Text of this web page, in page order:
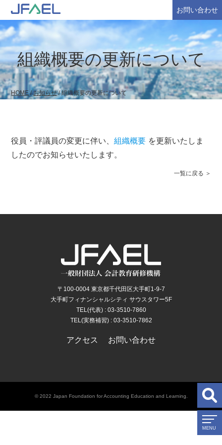
お問い合わせ
組織概要の更新について
HOME/お知らせ/組織概要の更新について
役員・評議員の変更に伴い、組織概要 を更新いたしま
したのでお知らせいたします。
一覧に戻る
〒100-0004 東京都千代田区大手町1-9-7
大手町フィナンシャルシティ サウスタワー5F
TEL(代表) : 03-3510-7860
TEL(実務補習) : 03-3510-7862
アクセス お問い合わせ
© 2022 Japan Foundation for Accounting Education and Learning.